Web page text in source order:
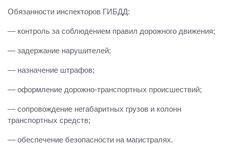
Обязанности инспекторов ГИБДД:
— контроль за соблюдением правил дорожного движения;
— задержание нарушителей;
— назначение штрафов;
— оформление дорожно-транспортных происшествий;
— сопровождение негабаритных грузов и колонн
транспортных средств;
— обеспечение безопасности на магистралях.